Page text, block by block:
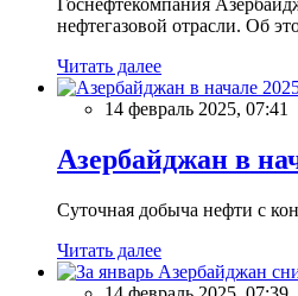
нефтегазовой отрасли. Об
Читать далее
14 февраль 2025, 07:41
Азербайджан в
Суточная добыча нефти с
Читать далее